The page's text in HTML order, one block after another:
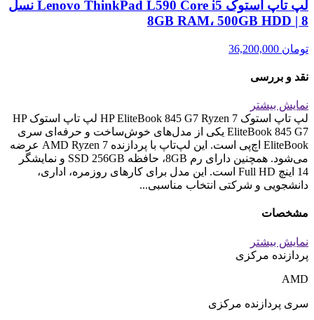
لپ تاپ استوک Lenovo ThinkPad L590 Core i5 نسل
8 | 8GB RAM، 500GB HDD
تومان
نقد و بررسی
نمایش بیشتر
لپ تاپ استوک HP EliteBook 845 G7 Ryzen 7 لپ تاپ استوک HP
EliteBook 845 G7 یکی از مدل‌های خوش‌ساخت و حرفه‌ای سری
EliteBook اچ‌پی است. این لپ‌تاپ با پردازنده AMD Ryzen 7 عرضه
می‌شود. همچنین دارای رم 8GB، حافظه SSD 256GB و نمایشگر
14 اینچ Full HD است. این مدل برای کارهای روزمره، اداری،
دانشجویی و شرکتی انتخاب مناسبی...
مشخصات
نمایش بیشتر
پردازنده مرکزی
AMD
سری پردازنده مرکزی